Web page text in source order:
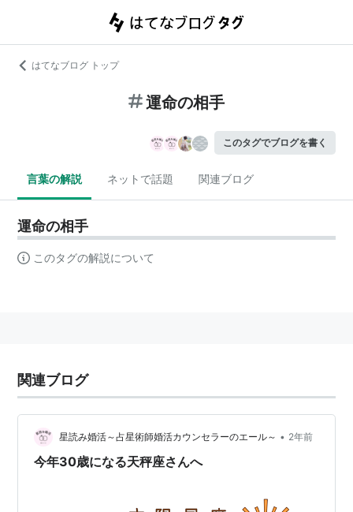
はてなブログ トップ
運命の相手
このタグでブログを書く
言葉の解説 ネットで話題 関連ブログ
運命の相手
このタグの解説について
関連ブログ
星読み婚活～占星術師婚活カウンセラーのエール～ • 2年前
今年30歳になる天秤座さんへ